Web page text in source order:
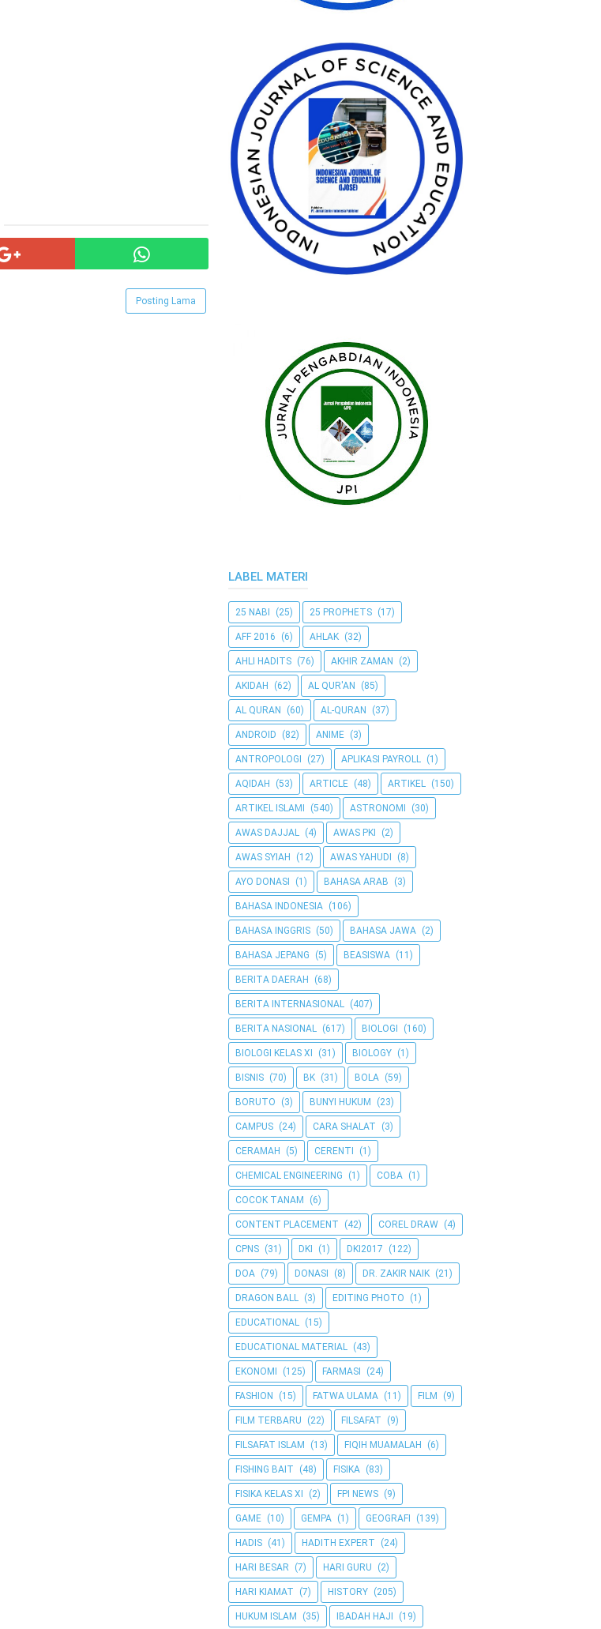
Posting Lama
LABEL MATERI
25 NABI (25) 25 PROPHETS (17)
AFF 2016 (6) AHLAK (32)
AHLI HADITS (76) AKHIR ZAMAN (2)
AKIDAH (62) AL QUR'AN (85)
AL QURAN (60) AL-QURAN (37)
ANDROID (82) ANIME (3)
ANTROPOLOGI (27) APLIKASI PAYROLL (1)
AQIDAH (53) ARTICLE (48) ARTIKEL (150)
ARTIKEL ISLAMI (540) ASTRONOMI (30)
AWAS DAJJAL (4) AWAS PKI (2)
AWAS SYIAH (12) AWAS YAHUDI (8)
AYO DONASI (1) BAHASA ARAB (3)
BAHASA INDONESIA (106)
BAHASA INGGRIS (50) BAHASA JAWA (2)
BAHASA JEPANG (5) BEASISWA (11)
BERITA DAERAH (68)
BERITA INTERNASIONAL (407)
BERITA NASIONAL (617) BIOLOGI (160)
BIOLOGI KELAS XI (31) BIOLOGY (1)
BISNIS (70) BK (31) BOLA (59)
BORUTO (3) BUNYI HUKUM (23)
CAMPUS (24) CARA SHALAT (3)
CERAMAH (5) CERENTI (1)
CHEMICAL ENGINEERING (1) COBA (1)
COCOK TANAM (6)
CONTENT PLACEMENT (42) COREL DRAW (4)
CPNS (31) DKI (1) DKI2017 (122)
DOA (79) DONASI (8) DR. ZAKIR NAIK (21)
DRAGON BALL (3) EDITING PHOTO (1)
EDUCATIONAL (15)
EDUCATIONAL MATERIAL (43)
EKONOMI (125) FARMASI (24)
FASHION (15) FATWA ULAMA (11) FILM (9)
FILM TERBARU (22) FILSAFAT (9)
FILSAFAT ISLAM (13) FIQIH MUAMALAH (6)
FISHING BAIT (48) FISIKA (83)
FISIKA KELAS XI (2) FPI NEWS (9)
GAME (10) GEMPA (1) GEOGRAFI (139)
HADIS (41) HADITH EXPERT (24)
HARI BESAR (7) HARI GURU (2)
HARI KIAMAT (7) HISTORY (205)
HUKUM ISLAM (35) IBADAH HAJI (19)